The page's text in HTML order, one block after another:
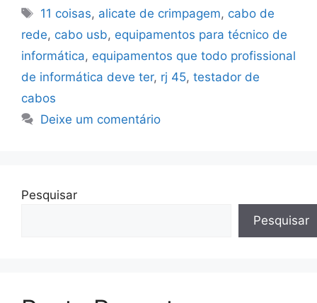
Tags
11 coisas, alicate de crimpagem, cabo de
rede, cabo usb, equipamentos para técnico de
informática, equipamentos que todo profissional
de informática deve ter, rj 45, testador de
cabos
Deixe um comentário
Pesquisar
Pesquisar